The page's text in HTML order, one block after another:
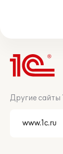
Другие сайты